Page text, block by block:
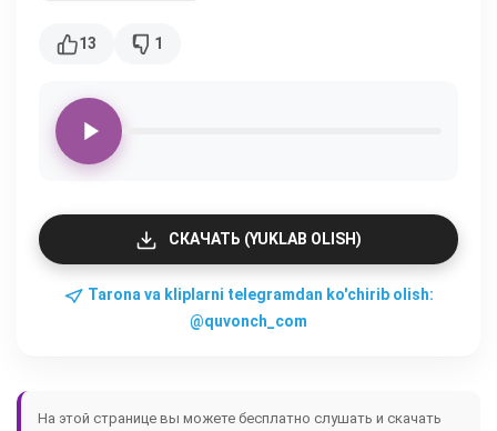
13 1
СКАЧАТЬ (YUKLAB OLISH)
Tarona va kliplarni telegramdan ko'chirib olish:
@quvonch_com
На этой странице вы можете бесплатно слушать и скачать